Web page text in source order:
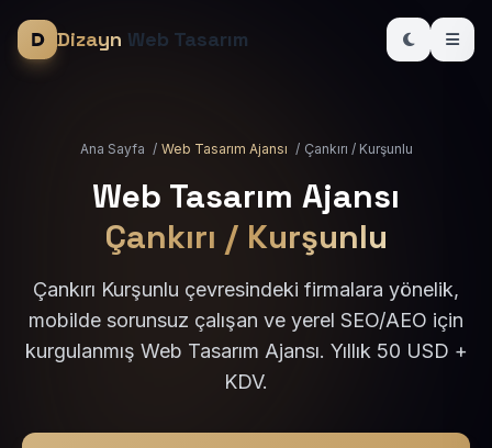
Dizayn Web Tasarım
Ana Sayfa / Web Tasarım Ajansı / Çankırı / Kurşunlu
Web Tasarım Ajansı
Çankırı / Kurşunlu
Çankırı Kurşunlu çevresindeki firmalara yönelik,
mobilde sorunsuz çalışan ve yerel SEO/AEO için
kurgulanmış Web Tasarım Ajansı. Yıllık 50 USD +
KDV.